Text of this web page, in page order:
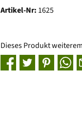
Artikel-Nr: 1625
Dieses Produkt